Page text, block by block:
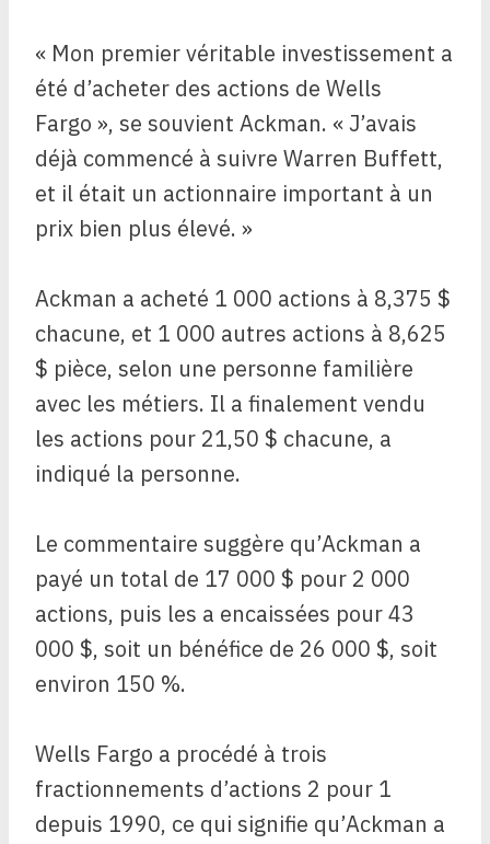
« Mon premier véritable investissement a
été d’acheter des actions de Wells
Fargo », se souvient Ackman. « J’avais
déjà commencé à suivre Warren Buffett,
et il était un actionnaire important à un
prix bien plus élevé. »
Ackman a acheté 1 000 actions à 8,375 $
chacune, et 1 000 autres actions à 8,625
$ pièce, selon une personne familière
avec les métiers. Il a finalement vendu
les actions pour 21,50 $ chacune, a
indiqué la personne.
Le commentaire suggère qu’Ackman a
payé un total de 17 000 $ pour 2 000
actions, puis les a encaissées pour 43
000 $, soit un bénéfice de 26 000 $, soit
environ 150 %.
Wells Fargo a procédé à trois
fractionnements d’actions 2 pour 1
depuis 1990, ce qui signifie qu’Ackman a